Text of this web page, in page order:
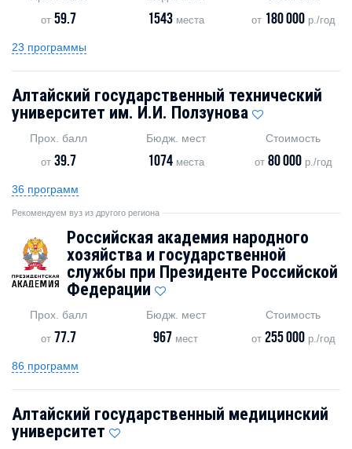
от59.7 1543места от 180 000р./год
23 программы
Алтайский государственный технический
университет им. И.И. Ползунова
Прох. балл
от39.7
Бюдж. мест
1074места
Стоимость
от 80 000р./год
36 программ
Рекомендуем вуз из другого региона
Российская академия народного
хозяйства и государственной
службы при Президенте Российской
Федерации
Прох. балл
от 77.7
Бюдж. мест
967 мест
Стоимость
от 255 000р./год
86 программ
Алтайский государственный медицинский
университет